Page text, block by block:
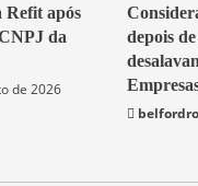
Refit após
da
de 2026
4 min read
Economia
depois